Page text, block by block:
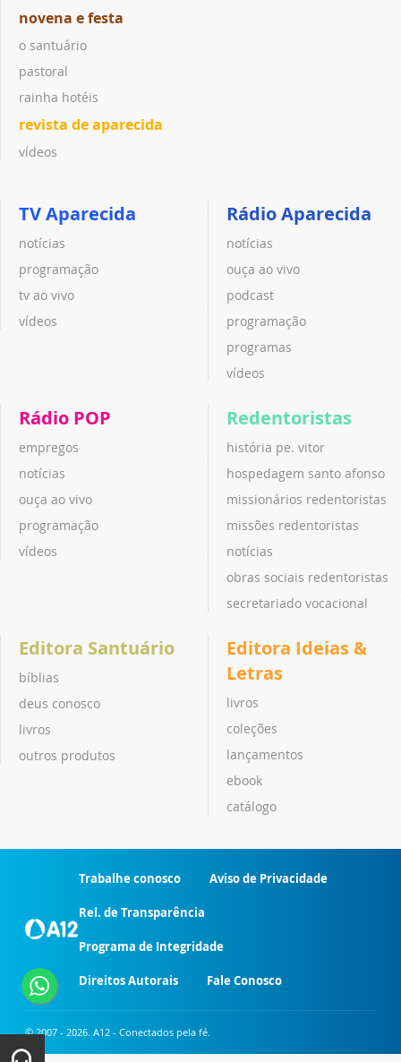
novena e festa
o santuário
pastoral
rainha hotéis
revista de aparecida
vídeos
TV Aparecida
notícias
programação
tv ao vivo
vídeos
Rádio Aparecida
notícias
ouça ao vivo
podcast
programação
programas
vídeos
Rádio POP
empregos
notícias
ouça ao vivo
programação
vídeos
Redentoristas
história pe. vitor
hospedagem santo afonso
missionários redentoristas
missões redentoristas
notícias
obras sociais redentoristas
secretariado vocacional
Editora Santuário
bíblias
deus conosco
livros
outros produtos
Editora Ideias &
Letras
livros
coleções
lançamentos
ebook
catálogo
Trabalhe conosco Aviso de Privacidade
Rel. de Transparência
Programa de Integridade
Direitos Autorais Fale Conosco
© 2007 - 2026. A12 - Conectados pela fé.